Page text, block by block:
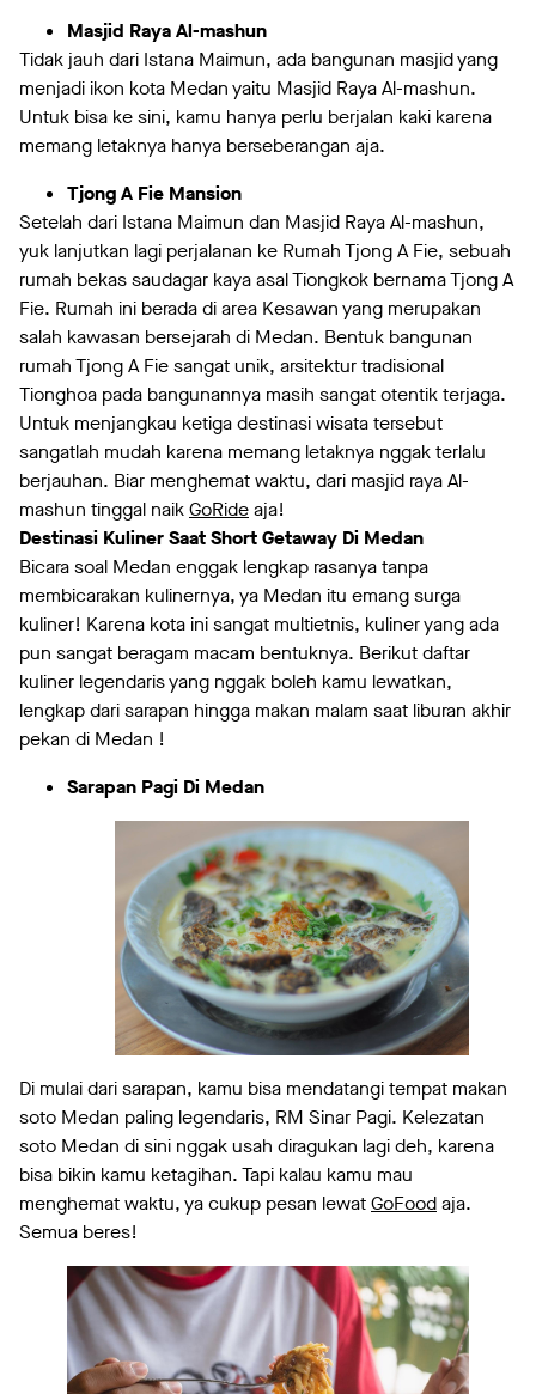
Masjid Raya Al-mashun
Tidak jauh dari Istana Maimun, ada bangunan masjid yang
menjadi ikon kota Medan yaitu Masjid Raya Al-mashun.
Untuk bisa ke sini, kamu hanya perlu berjalan kaki karena
memang letaknya hanya berseberangan aja.
Tjong A Fie Mansion
Setelah dari Istana Maimun dan Masjid Raya Al-mashun,
yuk lanjutkan lagi perjalanan ke Rumah Tjong A Fie, sebuah
rumah bekas saudagar kaya asal Tiongkok bernama Tjong A
Fie. Rumah ini berada di area Kesawan yang merupakan
salah kawasan bersejarah di Medan. Bentuk bangunan
rumah Tjong A Fie sangat unik, arsitektur tradisional
Tionghoa pada bangunannya masih sangat otentik terjaga.
Untuk menjangkau ketiga destinasi wisata tersebut
sangatlah mudah karena memang letaknya nggak terlalu
berjauhan. Biar menghemat waktu, dari masjid raya Al-
mashun tinggal naikGoRideaja!
Destinasi Kuliner Saat Short Getaway Di Medan
Bicara soal Medan enggak lengkap rasanya tanpa
membicarakan kulinernya, ya Medan itu emang surga
kuliner! Karena kota ini sangat multietnis, kuliner yang ada
pun sangat beragam macam bentuknya. Berikut daftar
kuliner legendaris yang nggak boleh kamu lewatkan,
lengkap dari sarapan hingga makan malam saat liburan akhir
pekan di Medan !
Sarapan Pagi Di Medan
Di mulai dari sarapan, kamu bisa mendatangi tempat makan
soto Medan paling legendaris, RM Sinar Pagi. Kelezatan
soto Medan di sini nggak usah diragukan lagi deh, karena
bisa bikin kamu ketagihan. Tapi kalau kamu mau
menghemat waktu, ya cukup pesan lewatGoFoodaja.
Semua beres!